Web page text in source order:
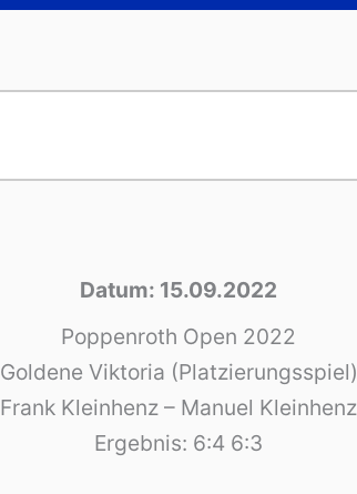
Datum: 15.09.2022
Poppenroth Open 2022
Goldene Viktoria (Platzierungsspiel)
Frank Kleinhenz – Manuel Kleinhenz
Ergebnis: 6:4 6:3